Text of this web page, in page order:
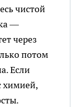
чистой
—
через
потом
Если
химией,